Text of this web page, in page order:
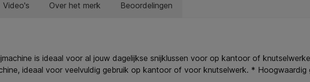
Video's Over het merk Beoordelingen
is ideaal voor al jouw dagelijkse snijklussen voor op kantoor of
ideaal voor veelvuldig gebruik op kantoor of voor knutselwerk. *